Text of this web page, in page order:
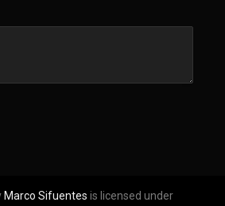
Marco Sifuentes is licensed under